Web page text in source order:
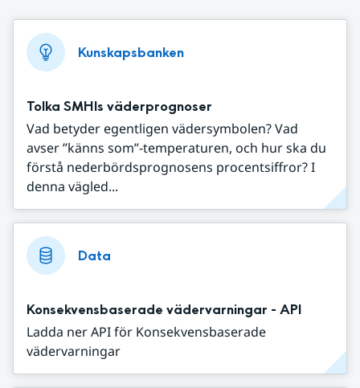
Kunskapsbanken
Tolka SMHIs väderprognoser
Vad betyder egentligen vädersymbolen? Vad
avser ”känns som”-temperaturen, och hur ska du
förstå nederbördsprognosens procentsiffror? I
denna vägled...
Data
Konsekvensbaserade vädervarningar - API
Ladda ner API för Konsekvensbaserade
vädervarningar